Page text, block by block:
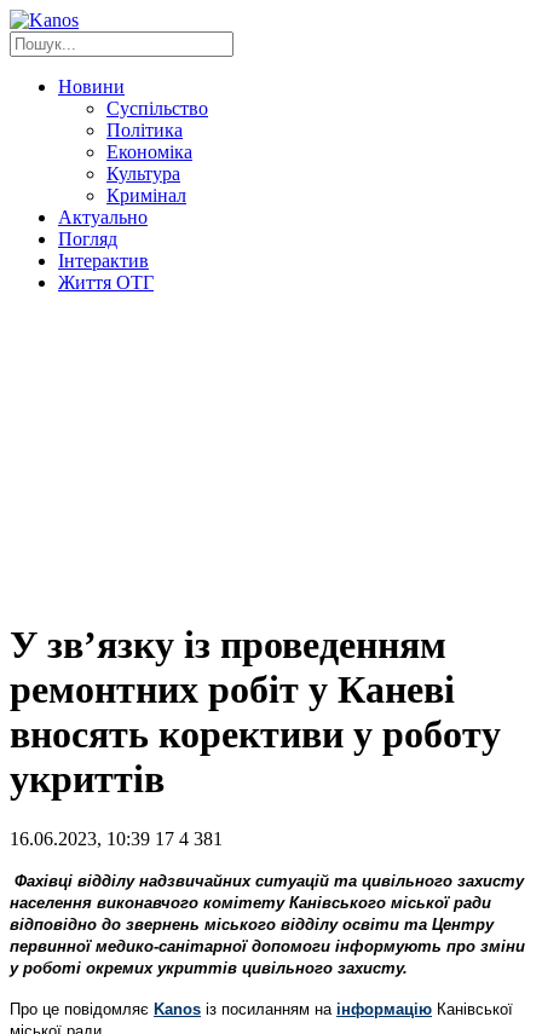
Новини
Суспільство
Політика
Економіка
Культура
Кримінал
Актуально
Погляд
Інтерактив
Життя ОТГ
У зв’язку із проведенням
ремонтних робіт у Каневі
вносять корективи у роботу
укриттів
16.06.2023, 10:39 17 4 381
Фахівці відділу надзвичайних ситуацій та цивільного захисту
населення виконавчого комітету Канівського міської ради
відповідно до звернень міського відділу освіти та Центру
первинної медико-санітарної допомоги інформують про зміни
у роботі окремих укриттів цивільного захисту.
Про це повідомляє Kanos із посиланням на інформацію Канівської